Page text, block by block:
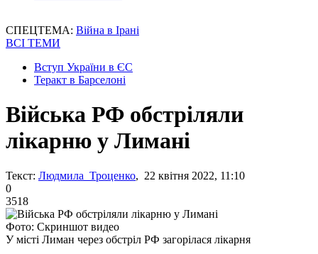
СПЕЦТЕМА: Війна в Ірані
ВСІ ТЕМИ
Вступ України в ЄС
Теракт в Барселоні
Війська РФ обстріляли
лікарню у Лимані
Текст: Людмила Троценко, 22 квітня 2022, 11:10
0
3518
Фото: Скриншот видео
У місті Лиман через обстріл РФ загорілася лікарня